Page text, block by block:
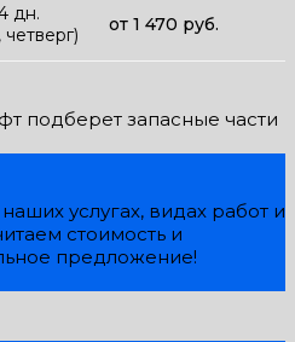
дн.
от 1 470 руб.
подберет запасные части
услугах, видах работ и
стоимость и
предложение!